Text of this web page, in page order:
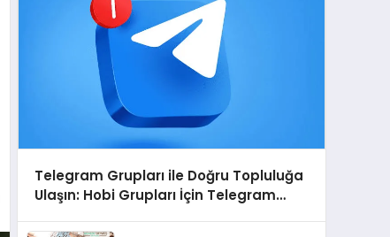
Telegram Grupları ile Doğru Topluluğa
Ulaşın: Hobi Grupları İçin Telegram